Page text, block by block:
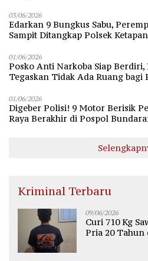
03/06/2026
Edarkan 9 Bungkus Sabu,
Sampit Ditangkap Polsek
01/06/2026
Posko Anti Narkoba Siap
Tegaskan Tidak Ada Ruang bagi
01/06/2026
Digeber Polisi! 9 Motor Berisik
Raya Berakhir di Pospol
Kriminal Terbaru
09/06/2026
Curi 710 Kg
Pria 20 Tahun